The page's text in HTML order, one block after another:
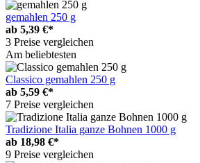
gemahlen 250 g
ab 5,39 €*
3 Preise vergleichen
Am beliebtesten
Classico gemahlen 250 g
ab 5,59 €*
7 Preise vergleichen
Tradizione Italia ganze Bohnen 1000 g
ab 18,98 €*
9 Preise vergleichen